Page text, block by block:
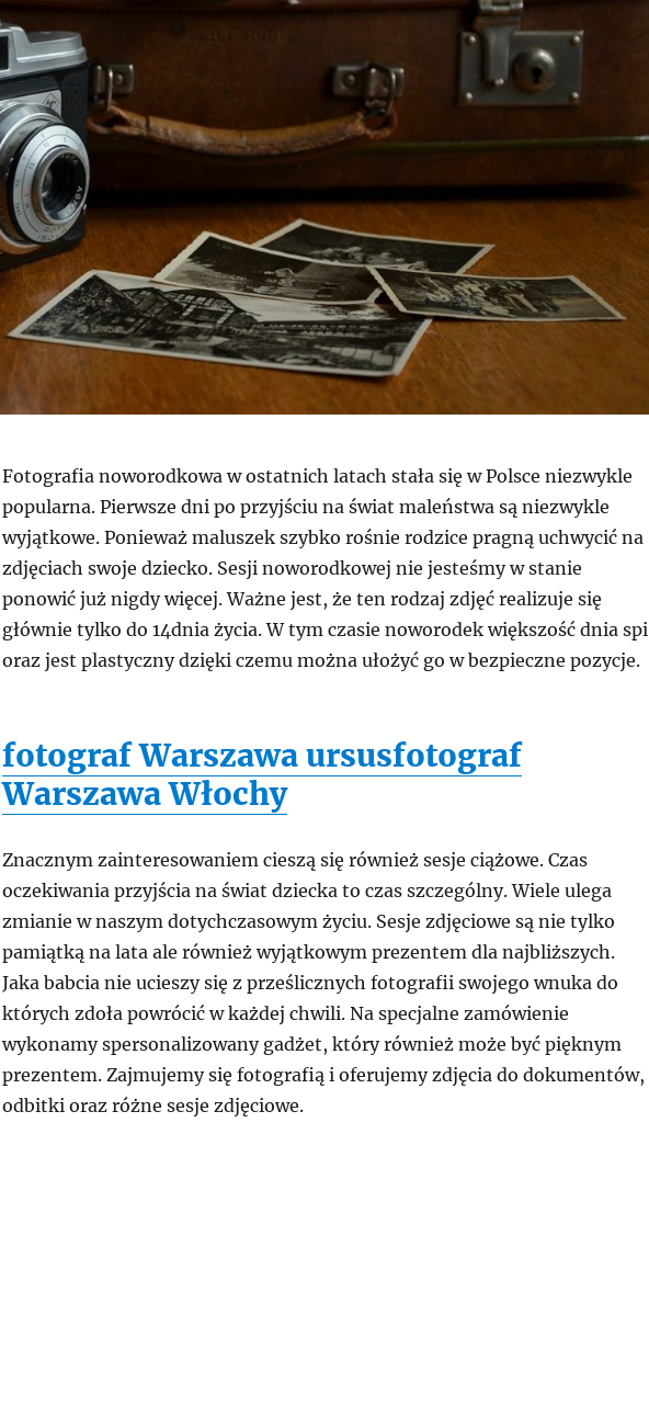
Fotografia noworodkowa w ostatnich latach stała się w Polsce niezwykle
popularna. Pierwsze dni po przyjściu na świat maleństwa są niezwykle
wyjątkowe. Ponieważ maluszek szybko rośnie rodzice pragną uchwycić na
zdjęciach swoje dziecko. Sesji noworodkowej nie jesteśmy w stanie
ponowić już nigdy więcej. Ważne jest, że ten rodzaj zdjęć realizuje się
głównie tylko do 14dnia życia. W tym czasie noworodek większość dnia spi
oraz jest plastyczny dzięki czemu można ułożyć go w bezpieczne pozycje.
fotograf Warszawa ursusfotograf
Warszawa Włochy
Znacznym zainteresowaniem cieszą się również sesje ciążowe. Czas
oczekiwania przyjścia na świat dziecka to czas szczególny. Wiele ulega
zmianie w naszym dotychczasowym życiu. Sesje zdjęciowe są nie tylko
pamiątką na lata ale również wyjątkowym prezentem dla najbliższych.
Jaka babcia nie ucieszy się z prześlicznych fotografii swojego wnuka do
których zdoła powrócić w każdej chwili. Na specjalne zamówienie
wykonamy spersonalizowany gadżet, który również może być pięknym
prezentem. Zajmujemy się fotografią i oferujemy zdjęcia do dokumentów,
odbitki oraz różne sesje zdjęciowe.